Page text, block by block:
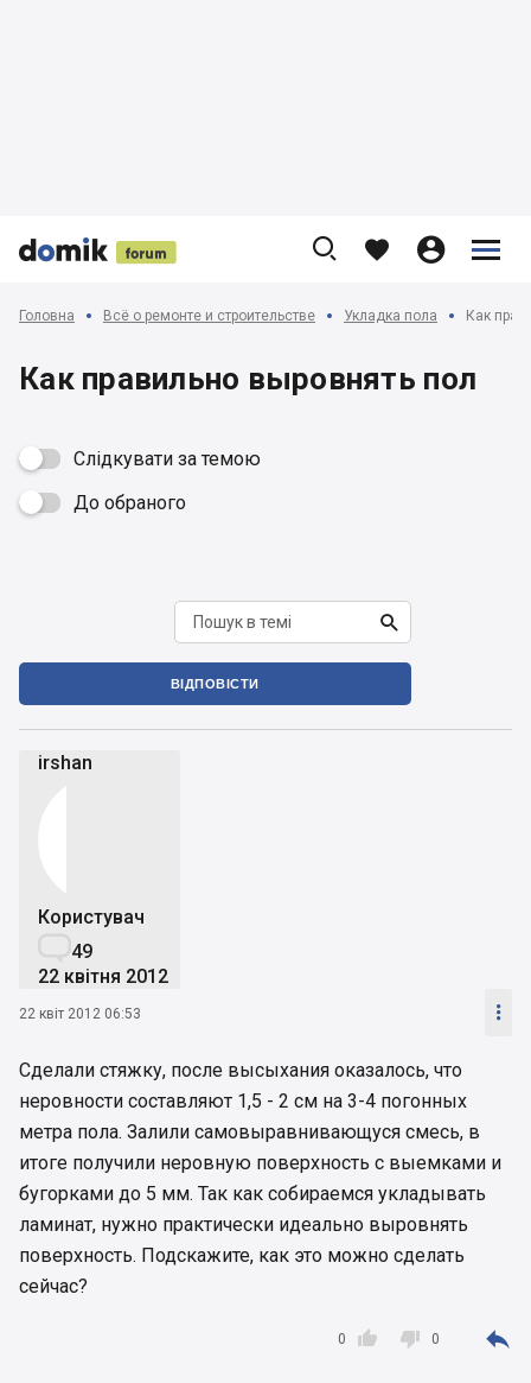


 
    


Головна Всё о ремонте и строительстве Укладка пола Как
Как правильно выровнять пол
Слідкувати за темою
 До обраного

ВІДПОВІСТИ
irshan
Користувач
49
22 квітня 2012
22 квіт 2012 06:53 
Сделали стяжку, после высыхания оказалось, что
неровности составляют 1,5 - 2 см на 3-4 погонных
метра пола. Залили самовыравнивающуся смесь, в
итоге получили неровную поверхность с выемками и
бугорками до 5 мм. Так как собираемся укладывать
ламинат, нужно практически идеально выровнять
поверхность. Подскажите, как это можно сделать
сейчас?

0  0 